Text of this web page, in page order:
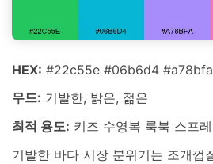
HEX: #22c55e #06b6d4
무드: 기발한, 밝은, 젊은
최적 용도: 키즈 수영복 룩북 스프
기발한 바다 시장 분위기는 조개껍